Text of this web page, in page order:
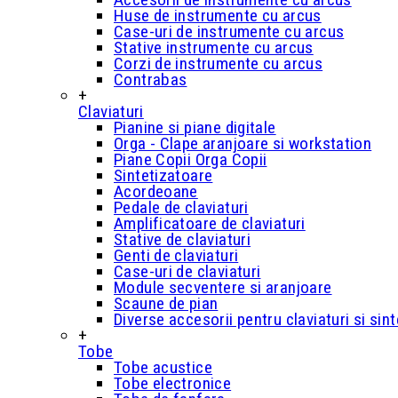
Huse de instrumente cu arcus
Case-uri de instrumente cu arcus
Stative instrumente cu arcus
Corzi de instrumente cu arcus
Contrabas
+
Claviaturi
Pianine si piane digitale
Orga - Clape aranjoare si workstation
Piane Copii Orga Copii
Sintetizatoare
Acordeoane
Pedale de claviaturi
Amplificatoare de claviaturi
Stative de claviaturi
Genti de claviaturi
Case-uri de claviaturi
Module secventere si aranjoare
Scaune de pian
Diverse accesorii pentru claviaturi si
+
Tobe
Tobe acustice
Tobe electronice